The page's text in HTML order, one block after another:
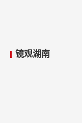
镜观湖南